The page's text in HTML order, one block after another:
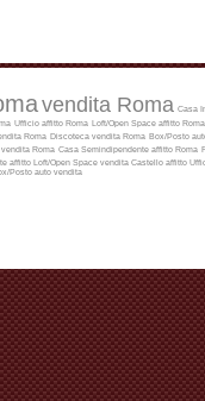
vendita Roma Casa
Ufficio affitto Roma Loft/Open Space affitto Roma
Roma Discoteca vendita Roma Box/Posto
Roma Casa Semindipendente affitto Roma
affitto Loft/Open Space vendita Castello affitto
Posto auto vendita